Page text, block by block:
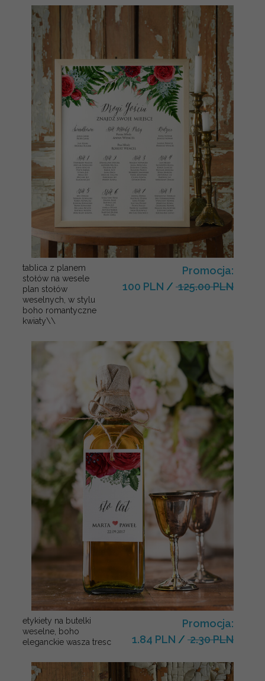
tablica z planem
stołów na wesele
plan stołów
weselnych, w stylu
boho romantyczne
kwiaty\\
Promocja:
100 PLN / 125.00 PLN
etykiety na butelki
weselne, boho
eleganckie wasza tresc
Promocja:
1.84 PLN / 2.30 PLN